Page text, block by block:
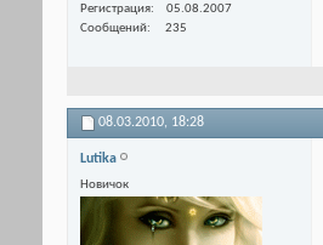
Регистрация
05.08.2007
Сообщений
235
08.03.2010, 18:28
Lutika
Новичок